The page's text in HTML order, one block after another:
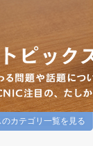
カテゴリ一覧を見る